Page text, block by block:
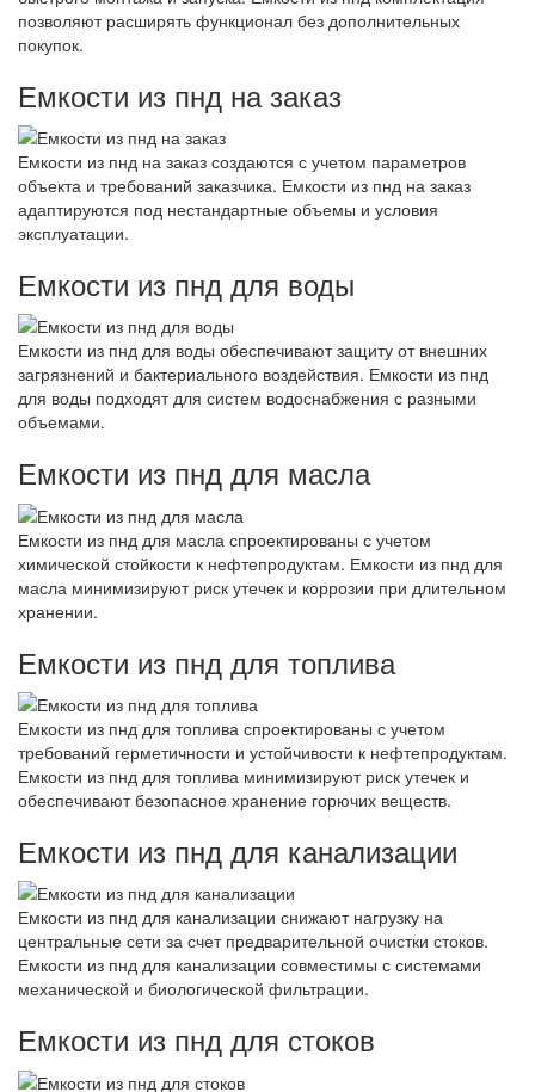
позволяют расширять функционал без дополнительных
покупок.
Емкости из пнд на заказ
Емкости из пнд на заказ создаются с учетом параметров
объекта и требований заказчика. Емкости из пнд на заказ
адаптируются под нестандартные объемы и условия
эксплуатации.
Емкости из пнд для воды
Емкости из пнд для воды обеспечивают защиту от внешних
загрязнений и бактериального воздействия. Емкости из пнд
для воды подходят для систем водоснабжения с разными
объемами.
Емкости из пнд для масла
Емкости из пнд для масла спроектированы с учетом
химической стойкости к нефтепродуктам. Емкости из пнд для
масла минимизируют риск утечек и коррозии при длительном
хранении.
Емкости из пнд для топлива
Емкости из пнд для топлива спроектированы с учетом
требований герметичности и устойчивости к нефтепродуктам.
Емкости из пнд для топлива минимизируют риск утечек и
обеспечивают безопасное хранение горючих веществ.
Емкости из пнд для канализации
Емкости из пнд для канализации снижают нагрузку на
центральные сети за счет предварительной очистки стоков.
Емкости из пнд для канализации совместимы с системами
механической и биологической фильтрации.
Емкости из пнд для стоков